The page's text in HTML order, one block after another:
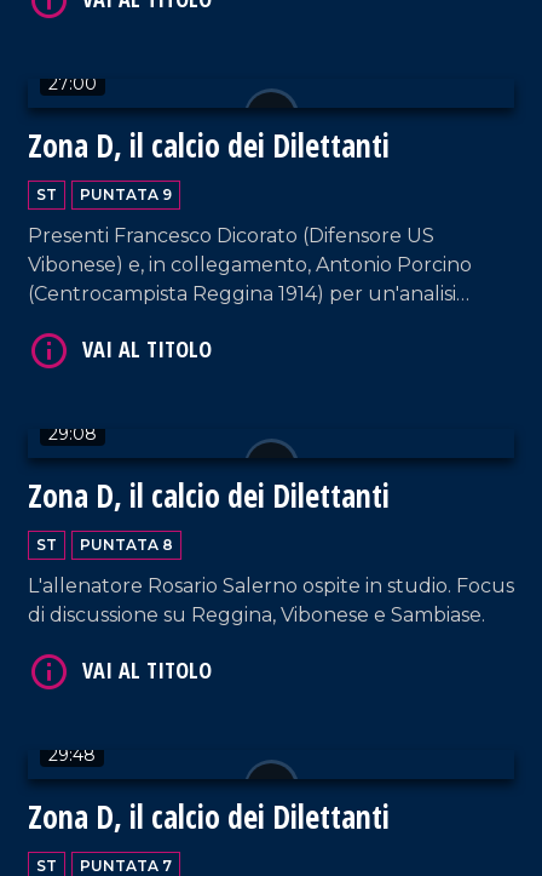
27:00
Zona D, il calcio dei Dilettanti
ST PUNTATA 9
Presenti Francesco Dicorato (Difensore US
Vibonese) e, in collegamento, Antonio Porcino
(Centrocampista Reggina 1914) per un'analisi
29:08
Zona D, il calcio dei Dilettanti
ST PUNTATA 8
L'allenatore Rosario Salerno ospite in studio. Focus
di discussione su Reggina, Vibonese e Sambiase.
29:48
Zona D, il calcio dei Dilettanti
ST PUNTATA 7
VAI AL TITOLO